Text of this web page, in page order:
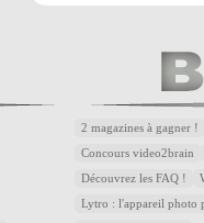
2 magazines à gagner !
Concours video2brain
Découvrez les FAQ !
Lytro : l'appareil photo